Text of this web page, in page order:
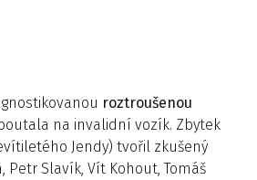
roztroušenou
na invalidní vozík. Zbytek
Jendy) tvořil zkušený
Petr Slavík, Vít Kohout, Tomáš